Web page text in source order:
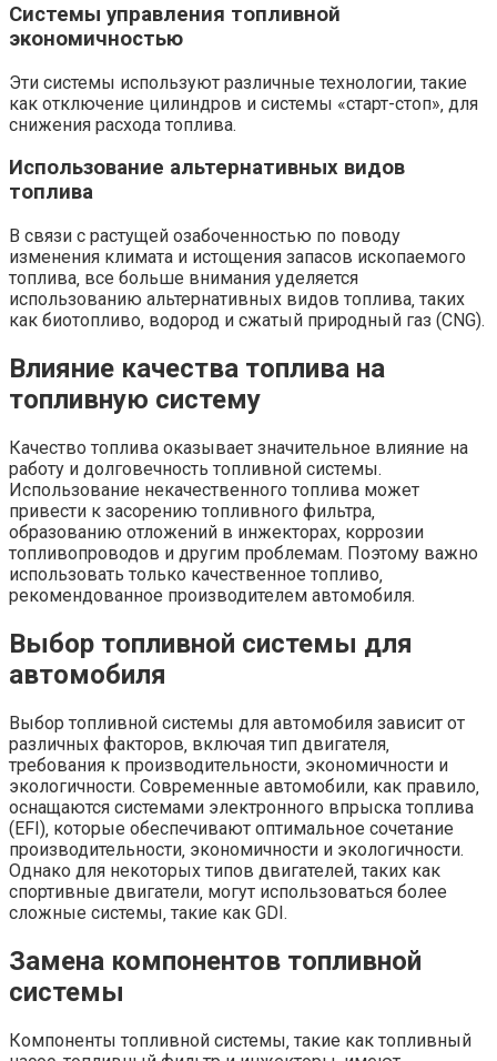
Системы управления топливной
экономичностью
Эти системы используют различные технологии‚ такие
как отключение цилиндров и системы «старт-стоп»‚ для
снижения расхода топлива.
Использование альтернативных видов
топлива
В связи с растущей озабоченностью по поводу
изменения климата и истощения запасов ископаемого
топлива‚ все больше внимания уделяется
использованию альтернативных видов топлива‚ таких
как биотопливо‚ водород и сжатый природный газ (CNG).
Влияние качества топлива на
топливную систему
Качество топлива оказывает значительное влияние на
работу и долговечность топливной системы.
Использование некачественного топлива может
привести к засорению топливного фильтра‚
образованию отложений в инжекторах‚ коррозии
топливопроводов и другим проблемам. Поэтому важно
использовать только качественное топливо‚
рекомендованное производителем автомобиля.
Выбор топливной системы для
автомобиля
Выбор топливной системы для автомобиля зависит от
различных факторов‚ включая тип двигателя‚
требования к производительности‚ экономичности и
экологичности. Современные автомобили‚ как правило‚
оснащаются системами электронного впрыска топлива
(EFI)‚ которые обеспечивают оптимальное сочетание
производительности‚ экономичности и экологичности.
Однако для некоторых типов двигателей‚ таких как
спортивные двигатели‚ могут использоваться более
сложные системы‚ такие как GDI.
Замена компонентов топливной
системы
Компоненты топливной системы‚ такие как топливный